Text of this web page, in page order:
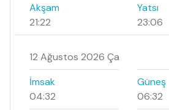
Akşam
21:22
Yatsı
23:06
12 Ağustos 2026 Ça
İmsak
04:32
Güneş
06:32